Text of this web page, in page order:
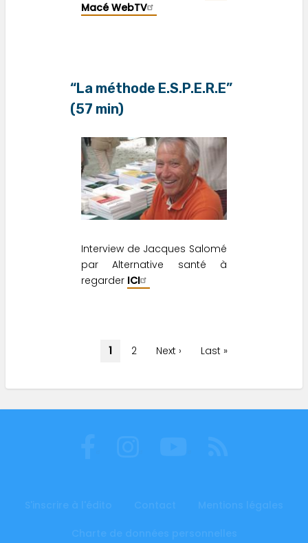
Macé WebTV
“La méthode E.S.P.E.R.E”
(57 min)
Interview de Jacques Salomé
par Alternative santé à
regarder ICI
PaginationPage
1 Page
2
Page
Next ›
Dernière
Last »